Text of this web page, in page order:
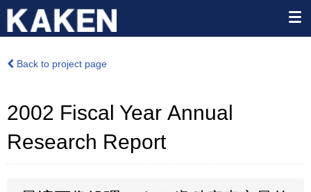
Back to project page
2002 Fiscal Year Annual
Research Report